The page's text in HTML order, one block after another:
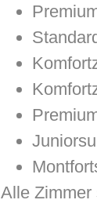
Alle Zimmer